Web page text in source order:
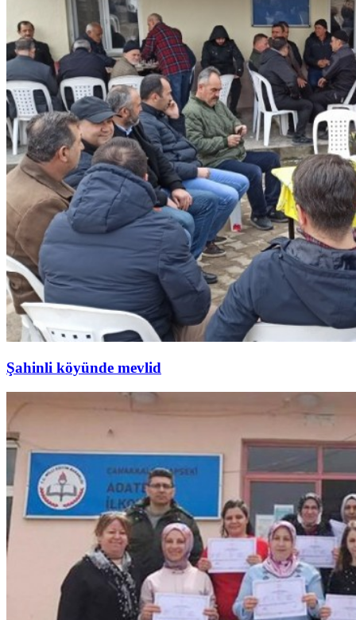
Şahinli köyünde mevlid